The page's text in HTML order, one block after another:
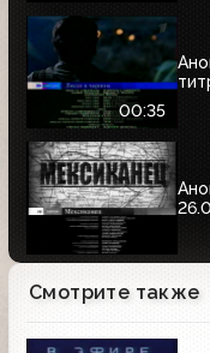
00:35
Смотрите также